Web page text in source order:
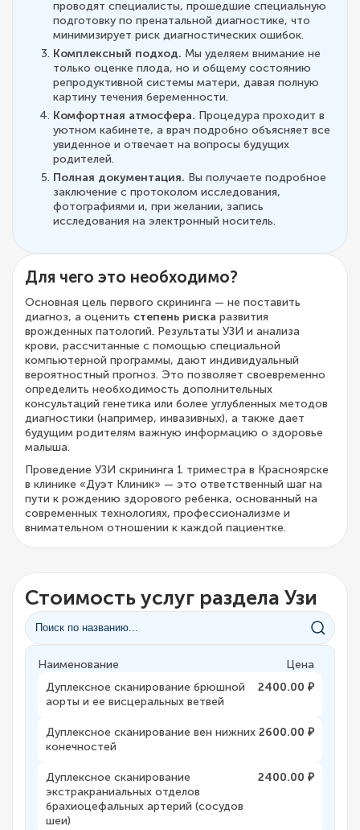
проводят специалисты, прошедшие специальную
подготовку по пренатальной диагностике, что
минимизирует риск диагностических ошибок.
Комплексный подход. Мы уделяем внимание не
только оценке плода, но и общему состоянию
репродуктивной системы матери, давая полную
картину течения беременности.
Комфортная атмосфера. Процедура проходит в
уютном кабинете, а врач подробно объясняет все
увиденное и отвечает на вопросы будущих
родителей.
Полная документация. Вы получаете подробное
заключение с протоколом исследования,
фотографиями и, при желании, запись
исследования на электронный носитель.
Для чего это необходимо?
Основная цель первого скрининга — не поставить
диагноз, а оценить степень риска развития
врожденных патологий. Результаты УЗИ и анализа
крови, рассчитанные с помощью специальной
компьютерной программы, дают индивидуальный
вероятностный прогноз. Это позволяет своевременно
определить необходимость дополнительных
консультаций генетика или более углубленных методов
диагностики (например, инвазивных), а также дает
будущим родителям важную информацию о здоровье
малыша.
Проведение УЗИ скрининга 1 триместра в Красноярске
в клинике «Дуэт Клиник» — это ответственный шаг на
пути к рождению здорового ребенка, основанный на
современных технологиях, профессионализме и
внимательном отношении к каждой пациентке.
Стоимость услуг раздела Узи
Наименование
Цена
Дуплексное сканирование брюшной
аорты и ее висцеральных ветвей
2400.00 ₽
Дуплексное сканирование вен нижних
конечностей
2600.00 ₽
Дуплексное сканирование
экстракраниальных отделов
брахиоцефальных артерий (сосудов
шеи)
2400.00 ₽